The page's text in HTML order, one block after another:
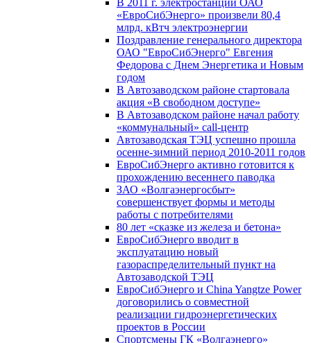
В 2011 г. электростанции ОАО
«ЕвроСибЭнерго» произвели 80,4
млрд. кВтч электроэнергии
Поздравление генерального директора
ОАО "ЕвроСибЭнерго" Евгения
Федорова с Днем Энергетика и Новым
годом
В Автозаводском районе стартовала
акция «В свободном доступе»
В Автозаводском районе начал работу
«коммунальный» call-центр
Автозаводская ТЭЦ успешно прошла
осенне-зимний период 2010-2011 годов
ЕвроСибЭнерго активно готовится к
прохождению весеннего паводка
ЗАО «Волгаэнергосбыт»
совершенствует формы и методы
работы с потребителями
80 лет «сказке из железа и бетона»
ЕвроСибЭнерго вводит в
эксплуатацию новый
газораспределительный пункт на
Автозаводской ТЭЦ
ЕвроСибЭнерго и China Yangtze Power
договорились о совместной
реализации гидроэнергетических
проектов в России
Спортсмены ГК «Волгаэнерго»